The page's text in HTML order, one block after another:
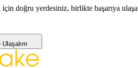
doğru yerdesiniz, birlikte başarıya
Ulaşalım